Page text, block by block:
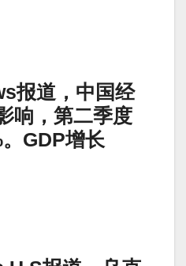
报道，中国经
响，第二季度
GDP增长